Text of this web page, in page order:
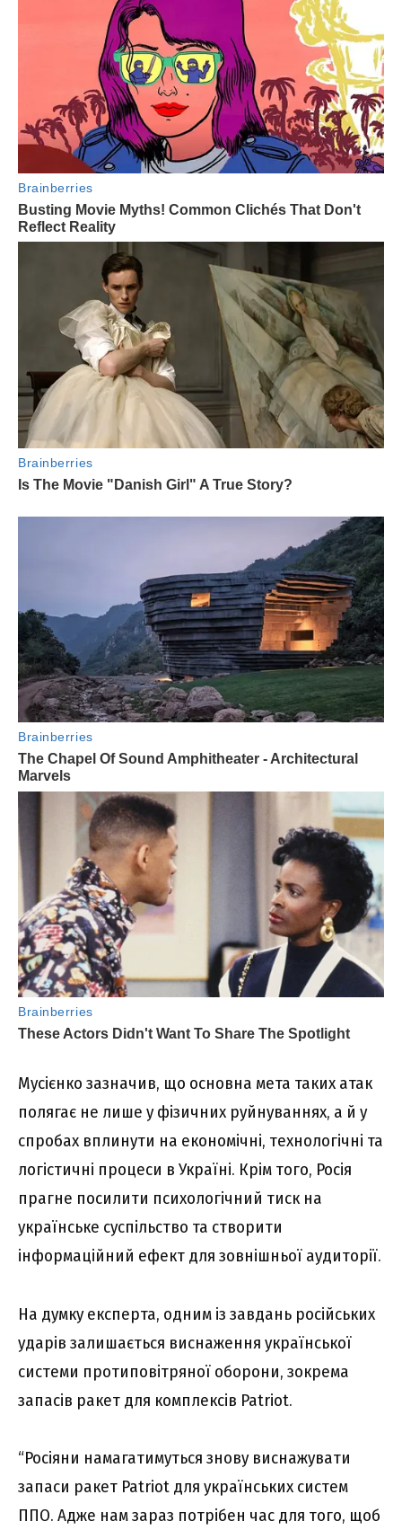
Мусієнко зазначив, що основна мета таких атак
полягає не лише у фізичних руйнуваннях, а й у
спробах вплинути на економічні, технологічні та
логістичні процеси в Україні. Крім того, Росія
прагне посилити психологічний тиск на
українське суспільство та створити
інформаційний ефект для зовнішньої аудиторії.
На думку експерта, одним із завдань російських
ударів залишається виснаження української
системи протиповітряної оборони, зокрема
запасів ракет для комплексів Patriot.
“Росіяни намагатимуться знову виснажувати
запаси ракет Patriot для українських систем
ППО. Адже нам зараз потрібен час для того, щоб